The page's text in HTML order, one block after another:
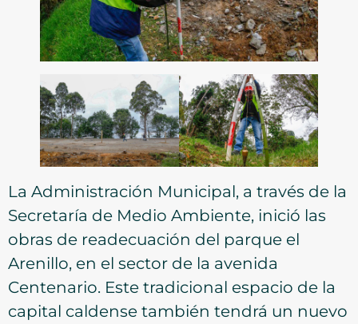
La Administración Municipal, a través de la
Secretaría de Medio Ambiente, inició las
obras de readecuación del parque el
Arenillo, en el sector de la avenida
Centenario. Este tradicional espacio de la
capital caldense también tendrá un nuevo